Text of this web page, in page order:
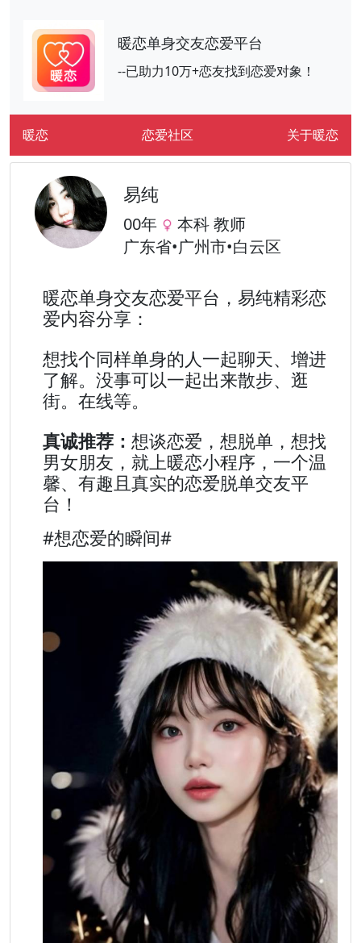
暖恋单身交友恋爱平台
--已助力10万+恋友找到恋爱对象！
暖恋 恋爱社区 关于暖恋
易纯
00年
本科 教师
广东省•广州市•白云区
暖恋单身交友恋爱平台，易纯精彩恋
爱内容分享：
想找个同样单身的人一起聊天、增进
了解。没事可以一起出来散步、逛
街。在线等。
真诚推荐： 想谈恋爱，想脱单，想找
男女朋友，就上暖恋小程序，一个温
馨、有趣且真实的恋爱脱单交友平
台！
#想恋爱的瞬间#